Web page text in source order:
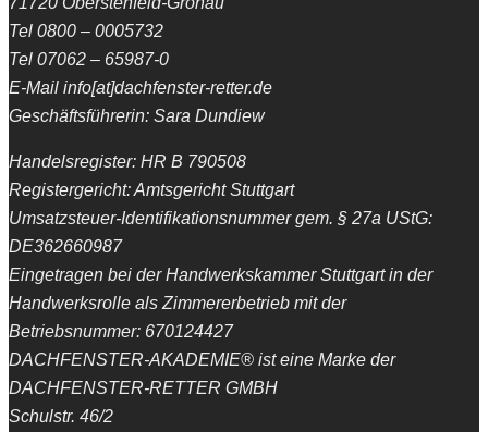
Tel 0800 – 0005732
Tel 07062 – 65987-0
E-Mail info[at]dachfenster-retter.de
Geschäftsführerin: Sara Dundiew
Handelsregister: HR B 790508
Registergericht: Amtsgericht Stuttgart
Umsatzsteuer-Identifikationsnummer gem. § 27a UStG:
DE362660987
Eingetragen bei der Handwerkskammer Stuttgart in der
Handwerksrolle als Zimmererbetrieb mit der
Betriebsnummer: 670124427
DACHFENSTER-AKADEMIE® ist eine Marke der
DACHFENSTER-RETTER GMBH
Schulstr. 46/2